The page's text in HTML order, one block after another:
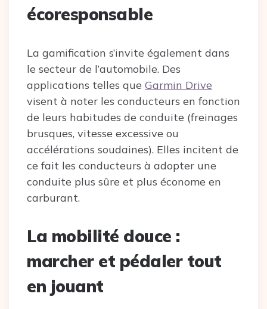
écoresponsable
La gamification s’invite également dans
le secteur de l’automobile. Des
applications telles que Garmin Drive
visent à noter les conducteurs en fonction
de leurs habitudes de conduite (freinages
brusques, vitesse excessive ou
accélérations soudaines). Elles incitent de
ce fait les conducteurs à adopter une
conduite plus sûre et plus économe en
carburant.
La mobilité douce :
marcher et pédaler tout
en jouant